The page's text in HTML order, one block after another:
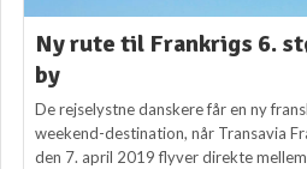
Ny rute til Frankrigs 6.
by
De rejselystne danskere får en ny
weekend-destination, når Transavia
den 7. april 2019 flyver direkte mellem